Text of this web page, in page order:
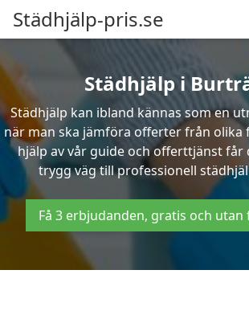
Städhjälp-pris.se
Städhjälp i
Städhjälp kan ibland kännas som en
när man ska jämföra offerter från olika
hjälp av vår guide och offerttjänst får
trygg väg till professionell
Få 3 erbjudanden, gratis och